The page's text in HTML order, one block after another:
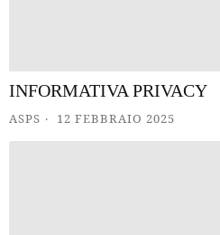
INFORMATIVA PRIVACY
ASPS 12 FEBBRAIO 2025